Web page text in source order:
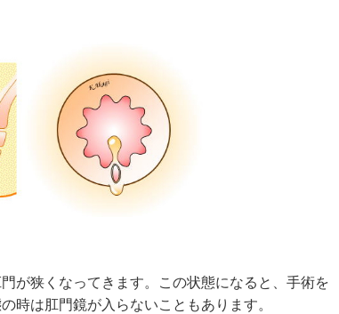
が狭くなってきます。この状態になると、手術を
時は肛門鏡が入らないこともあります。